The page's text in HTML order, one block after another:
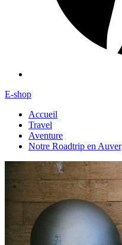
E-shop
Accueil
Travel
Aventure
Notre Roadtrip en